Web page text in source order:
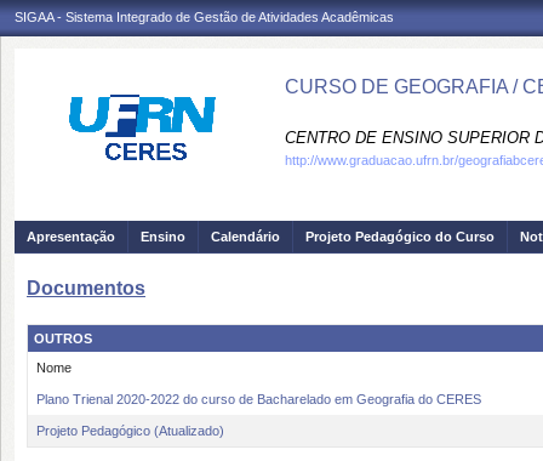
SIGAA - Sistema Integrado de Gestão de Atividades Acadêmicas
CURSO DE GEOGRAFIA /
CENTRO DE ENSINO SUPERIOR
http://www.graduacao.ufrn.br/
Apresentação Ensino Calendário Projeto Pedagógico do Curso
Documentos
OUTROS
Nome
Plano Trienal 2020-2022 do curso de Bacharelado em Geografia do CERES
Projeto Pedagógico (Atualizado)